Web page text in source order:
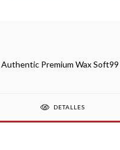
Authentic Premium Wax Soft99
DETALLES